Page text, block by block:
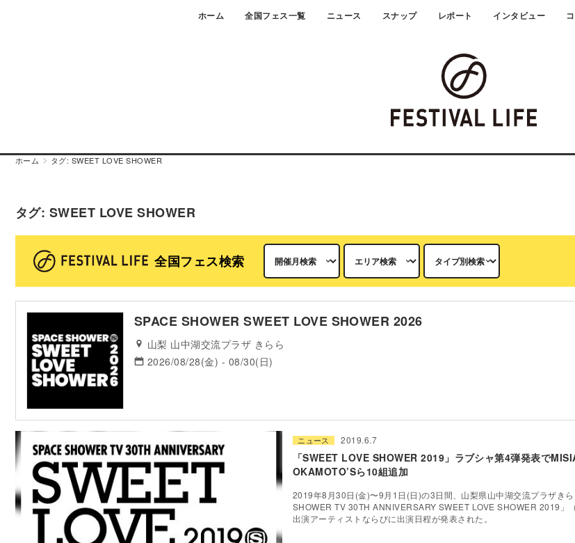
ホーム 全国フェス一覧 ニュース スナップ レポート インタビュー
ホーム タグ: SWEET LOVE SHOWER
タグ: SWEET LOVE SHOWER
全国フェス検索
SPACE SHOWER SWEET LOVE SHOWER 2026
山梨 山中湖交流プラザ きらら
2026/08/28(金) - 08/30(日)
ニュース 2019.6.7
「SWEET LOVE SHOWER 2019」ラブシャ第4弾発表で
OKAMOTO’Sら10組追加
2019年8月30日(金)〜9月1日(日)の3日間、山梨県山中湖交流プラザき
SHOWER TV 30TH ANNIVERSARY SWEET LOVE SHOWER 2019」
出演アーティストならびに出演日程が発表された。